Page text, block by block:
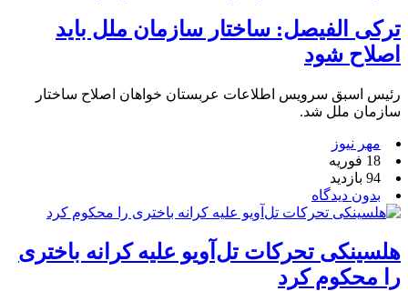
ترکی الفیصل: ساختار سازمان ملل باید
اصلاح شود
رئیس اسبق سرویس اطلاعات عربستان خواهان اصلاح ساختار
سازمان ملل شد.
مهر نیوز
18 فوریه
94 بازدید
بدون دیدگاه
هلسینکی تحرکات تل‌آویو علیه کرانه باختری
را محکوم کرد